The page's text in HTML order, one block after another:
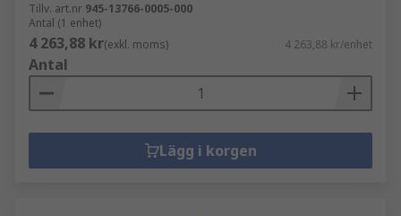
Tillv. art.nr 945-13766-0005-000
Antal (1 enhet)
4 263,88 kr(exkl. moms) 4 263,88 kr/enhet
Antal
Lägg i korgen